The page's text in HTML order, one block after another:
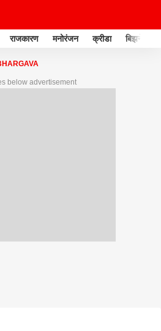
राजकारण मनोरंजन क्रीडा बिझनेस
below advertisement